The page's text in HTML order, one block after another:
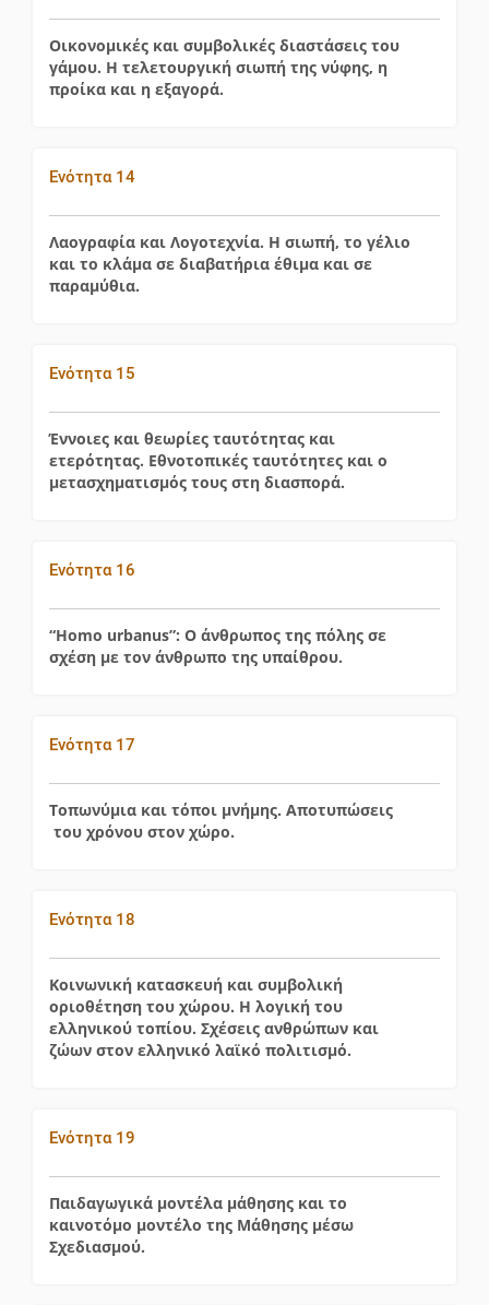
Οικονομικές και συμβολικές διαστάσεις του
γάμου. Η τελετουργική σιωπή της νύφης, η
προίκα και η εξαγορά.
Ενότητα 14
Λαογραφία και Λογοτεχνία. Η σιωπή, το γέλιο
και το κλάμα σε διαβατήρια έθιμα και σε
παραμύθια.
Ενότητα 15
Έννοιες και θεωρίες ταυτότητας και
ετερότητας. Εθνοτοπικές ταυτότητες και ο
μετασχηματισμός τους στη διασπορά.
Ενότητα 16
“Homo urbanus”: Ο άνθρωπος της πόλης σε
σχέση με τον άνθρωπο της υπαίθρου.
Ενότητα 17
Τοπωνύμια και τόποι μνήμης. Αποτυπώσεις
του χρόνου στον χώρο.
Ενότητα 18
Κοινωνική κατασκευή και συμβολική
οριοθέτηση του χώρου. Η λογική του
ελληνικού τοπίου. Σχέσεις ανθρώπων και
ζώων στον ελληνικό λαϊκό πολιτισμό.
Ενότητα 19
Παιδαγωγικά μοντέλα μάθησης και το
καινοτόμο μοντέλο της Μάθησης μέσω
Σχεδιασμού.